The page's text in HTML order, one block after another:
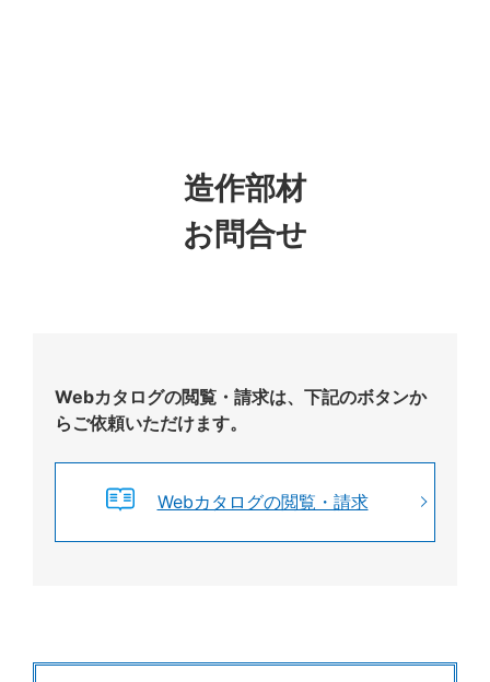
造作部材
お問合せ
Webカタログの閲覧・請求は、下記のボタンか
らご依頼いただけます。
Webカタログの閲覧・請求